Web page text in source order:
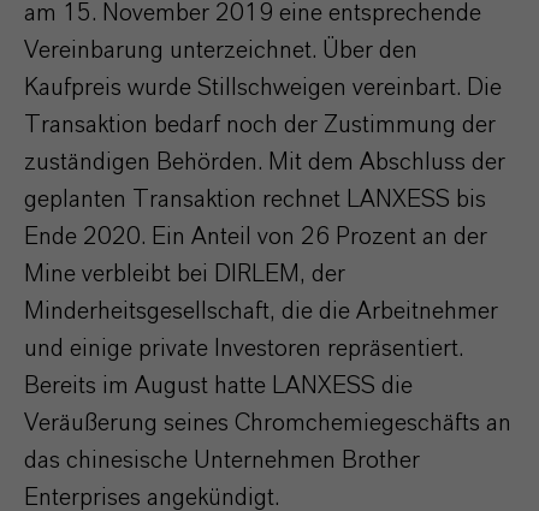
am 15. November 2019 eine entsprechende
Vereinbarung unterzeichnet. Über den
Kaufpreis wurde Stillschweigen vereinbart. Die
Transaktion bedarf noch der Zustimmung der
zuständigen Behörden. Mit dem Abschluss der
geplanten Transaktion rechnet LANXESS bis
Ende 2020. Ein Anteil von 26 Prozent an der
Mine verbleibt bei DIRLEM, der
Minderheitsgesellschaft, die die Arbeitnehmer
und einige private Investoren repräsentiert.
Bereits im August hatte LANXESS die
Veräußerung seines Chromchemiegeschäfts an
das chinesische Unternehmen Brother
Enterprises angekündigt.